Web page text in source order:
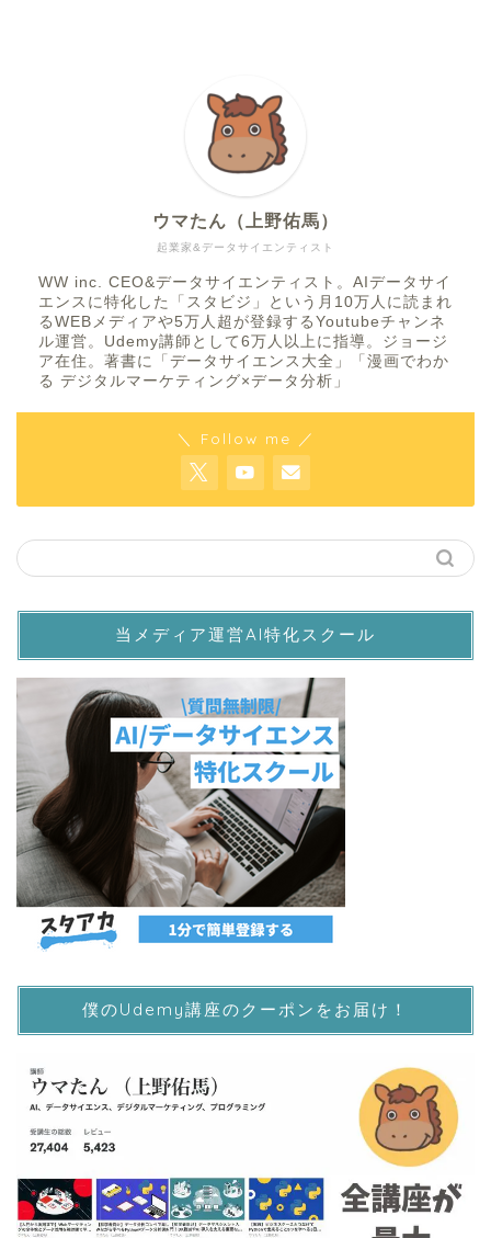
起業家&データサイエンティスト
ウマたん（上野佑馬）
WW inc. CEO&データサイエンティスト。AIデータサイ
エンスに特化した「スタビジ」という月10万人に読まれ
るWEBメディアや5万人超が登録するYoutubeチャンネ
ル運営。Udemy講師として6万人以上に指導。ジョージ
ア在住。著書に「データサイエンス大全」「漫画でわか
る デジタルマーケティング×データ分析」
＼ Follow me ／
当メディア運営AI特化スクール
僕のUdemy講座のクーポンをお届け！